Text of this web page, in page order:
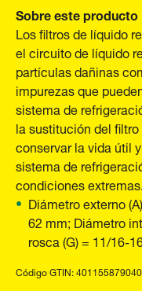
Sobre este producto
Los filtros de líquido
el circuito de líquido
partículas dañinas
impurezas que
sistema de
la sustitución del
conservar la vida útil
sistema de
condiciones
Diámetro externo
62 mm; Diámetro
rosca (G) = 11/16-
Código GTIN: